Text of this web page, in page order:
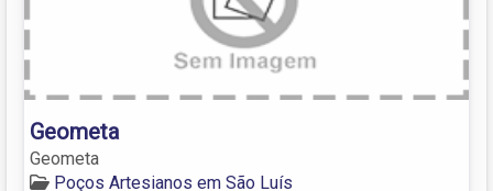
Geometa
Geometa
Poços Artesianos em São Luís